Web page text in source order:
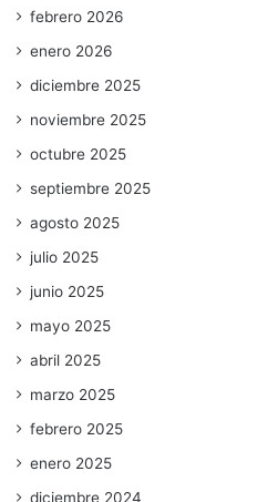
febrero 2026
enero 2026
diciembre 2025
noviembre 2025
octubre 2025
septiembre 2025
agosto 2025
julio 2025
junio 2025
mayo 2025
abril 2025
marzo 2025
febrero 2025
enero 2025
diciembre 2024